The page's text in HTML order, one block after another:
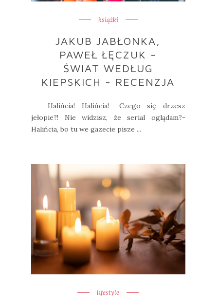
książki
JAKUB JABŁONKA,
PAWEŁ ŁĘCZUK -
ŚWIAT WEDŁUG
KIEPSKICH - RECENZJA
- Halińcia! Halińcia!- Czego się drzesz
jełopie?! Nie widzisz, że serial oglądam?-
Halińcia, bo tu we gazecie pisze ...
lifestyle